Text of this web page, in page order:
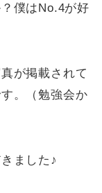
僕はNo.4が好
が掲載されて
。（勉強会か
ました♪